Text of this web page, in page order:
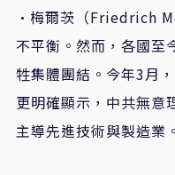
·梅爾茨（Friedrich
不平衡。然而，各國至
牲集體團結。今年3月
更明確顯示，中共無意
主導先進技術與製造業。